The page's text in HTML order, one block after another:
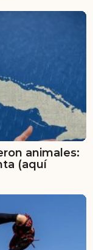
animales:
(aquí